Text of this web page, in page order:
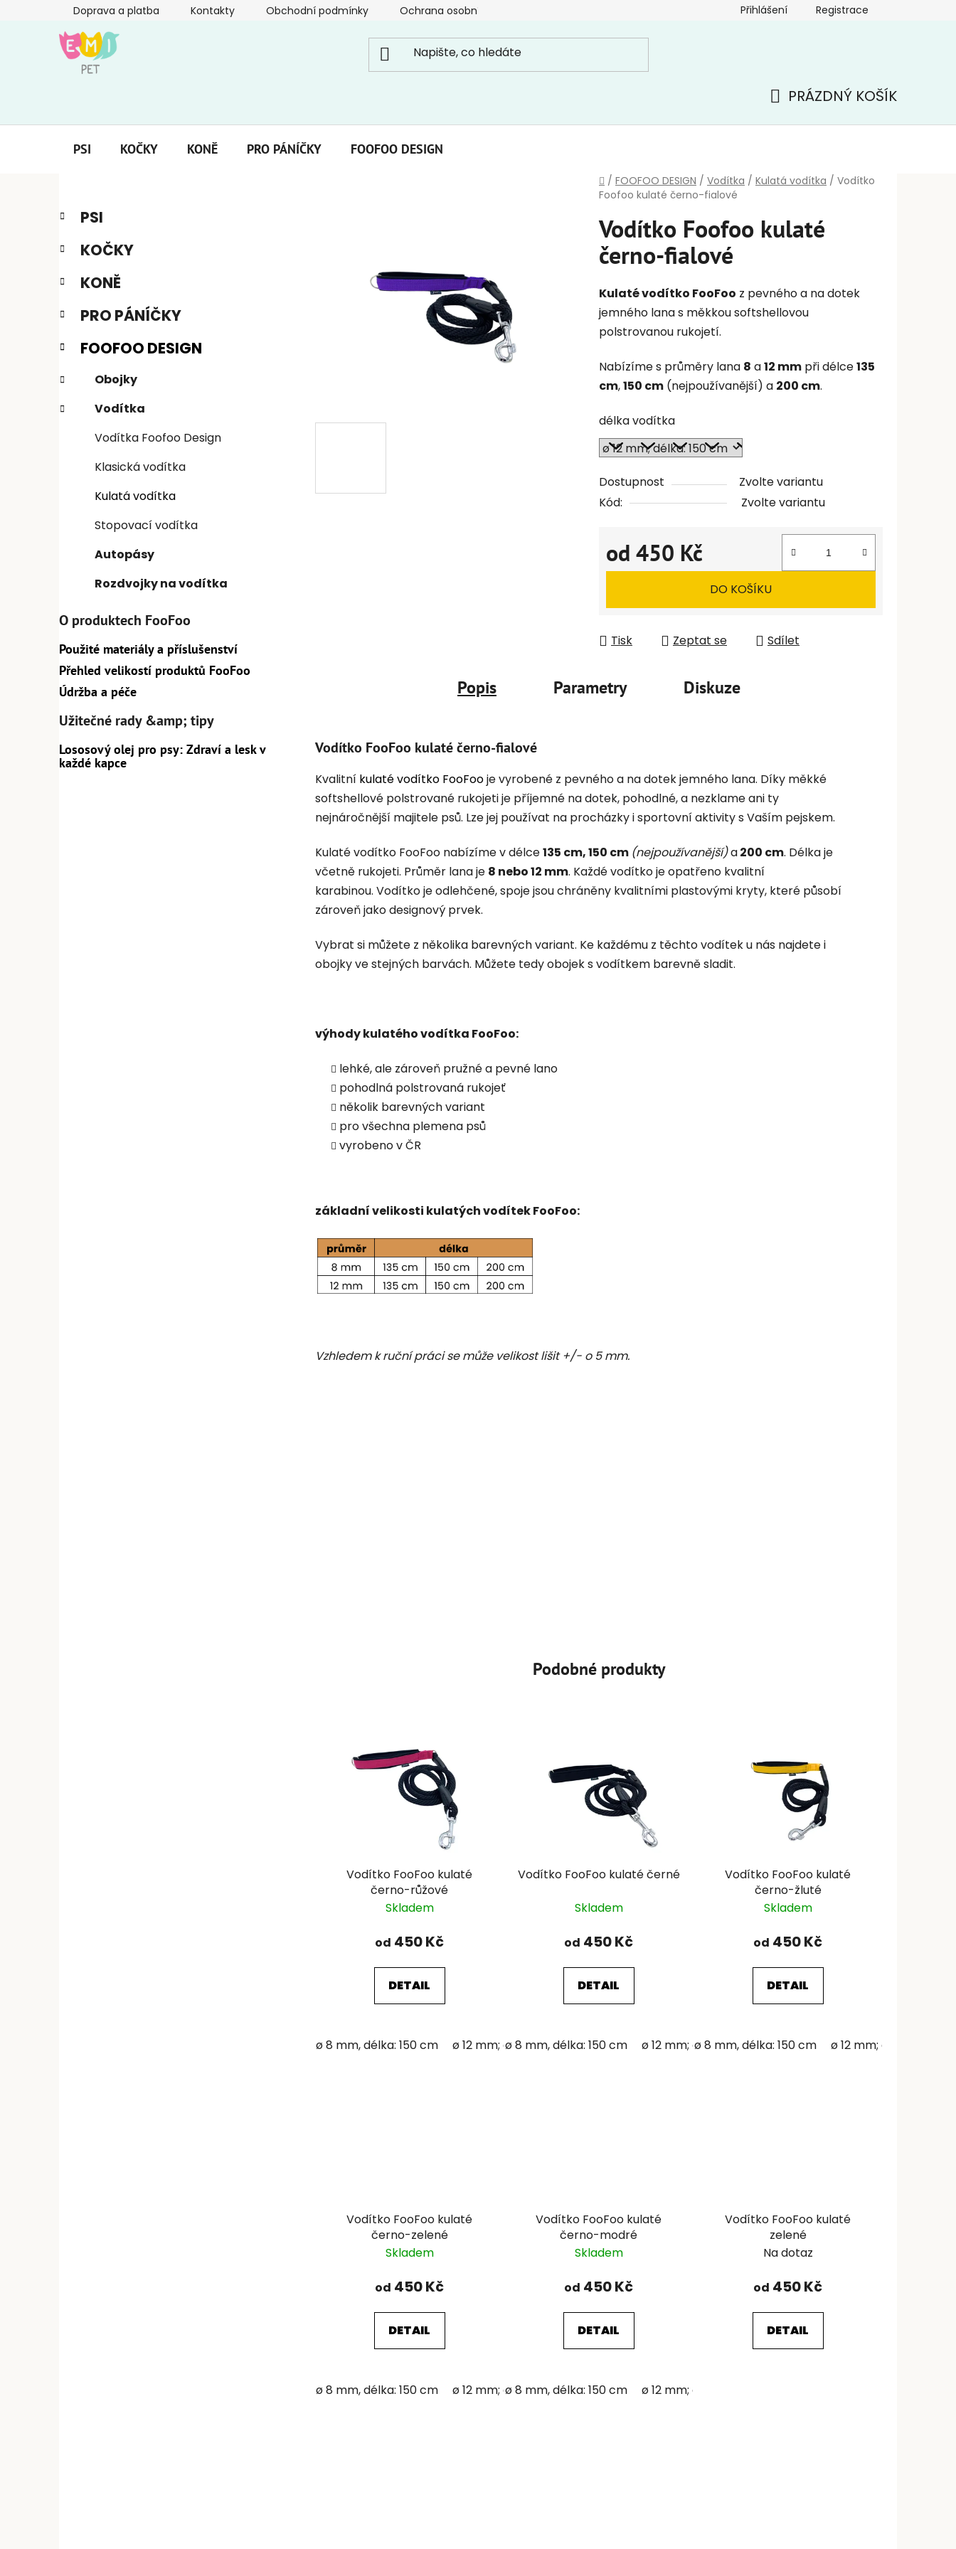
Doprava a platba Kontakty Obchodní podmínky Ochrana osobních údajů Přihlášení Registrace
PRÁZDNÝ KOŠÍK
PSI KOČKY KONĚ PRO PÁNÍČKY FOOFOO DESIGN
Domů
/ FOOFOO DESIGN / Vodítka / Kulatá vodítka / Vodítko
Foofoo kulaté černo-fialové
P
s
r
n
n
í
p
n
Přeskočit
kategorie
K
a
e
o
i
PSI
KOČKY
KONĚ
PRO PÁNÍČKY
FOOFOO DESIGN
Obojky
Vodítka
Vodítka Foofoo Design
Klasická vodítka
Kulatá vodítka
Stopovací vodítka
Autopásy
Rozdvojky na vodítka
O produktech FooFoo
Použité materiály a příslušenství
Přehled velikostí produktů FooFoo
Údržba a péče
Užitečné rady &amp; tipy
Lososový olej pro psy: Zdraví a lesk v
každé kapce
Vodítko Foofoo kulaté
černo-fialové
Kulaté vodítko FooFoo z pevného a na dotek
jemného lana s měkkou softshellovou
polstrovanou rukojetí.
Nabízíme s průměry lana 8 a12 mm při délce135
cm,150 cm (nejpoužívanější) a 200 cm.
délka vodítka
Dostupnost
Zvolte variantu
Kód:
Zvolte variantu
od 450 Kč
Měrná cena:
DO KOŠÍKU
Tisk Zeptat se Sdílet
Popis Parametry Diskuze
Vodítko FooFoo kulaté černo-fialové
Kvalitní kulaté vodítko FooFooje vyrobené z pevného a na dotek jemného lana. Díky měkké
softshellové polstrované rukojeti je příjemné na dotek, pohodlné, a nezklame ani ty
nejnáročnější majitele psů. Lze jej používat na procházky i sportovní aktivity s Vaším pejskem.
Kulaté vodítko FooFoo nabízíme v délce135 cm, 150 cm (nejpoužívanější)a200 cm. Délka je
včetně rukojeti. Průměr lana je 8 nebo 12 mm. Každé vodítko je opatřeno kvalitní
karabinou. Vodítko je odlehčené, spoje jsou chráněny kvalitními plastovými kryty, které působí
zároveň jako designový prvek.
Vybrat si můžete z několika barevných variant. Ke každému z těchto vodítek u nás najdete i
obojky ve stejných barvách. Můžete tedy obojek s vodítkem barevně sladit.
výhody kulatého vodítka FooFoo:
lehké, ale zároveň pružné a pevné lano
pohodlná polstrovaná rukojeť
několik barevných variant
pro všechna plemena psů
vyrobeno v ČR
základní velikosti kulatých vodítek FooFoo:
Vzhledem k ruční práci se může velikost lišit +/- o 5 mm.
Podobné produkty
Vodítko FooFoo kulaté
černo-růžové
Skladem
od 450 Kč
DETAIL
ø 8 mm, délka: 150 cm ø 12 mm; délka: 150 cm
Vodítko FooFoo kulaté černé
Skladem
od 450 Kč
DETAIL
ø 8 mm, délka: 150 cm ø 12 mm; délka: 150 cm
Vodítko FooFoo kulaté
černo-žluté
Skladem
od 450 Kč
DETAIL
ø 8 mm, délka: 150 cm ø 12 mm; délka: 150 cm
Vodítko FooFoo kulaté
černo-zelené
Skladem
od 450 Kč
DETAIL
ø 8 mm, délka: 150 cm ø 12 mm; délka: 150 cm
Vodítko FooFoo kulaté
černo-modré
Skladem
od 450 Kč
DETAIL
ø 8 mm, délka: 150 cm ø 12 mm; délka: 150 cm
Vodítko FooFoo kulaté
zelené
Na dotaz
od 450 Kč
DETAIL